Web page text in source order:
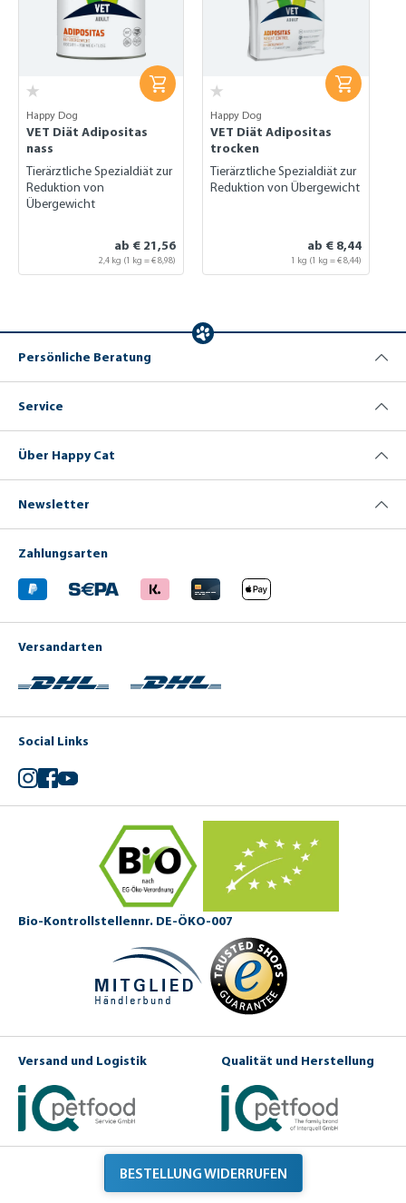
Happy Dog
VET Diät Adipositas
nass
Tierärztliche Spezialdiät zur
Reduktion von
Übergewicht
ab € 21,56
2,4 kg (1 kg = € 8,98)
Happy Dog
VET Diät Adipositas
trocken
Tierärztliche Spezialdiät zur
Reduktion von Übergewicht
ab € 8,44
1 kg (1 kg = € 8,44)
Persönliche Beratung
Service
Über Happy Cat
Newsletter
Zahlungsarten
Versandarten
Social Links
Instagram
Facebook
YouTube
Bio-Kontrollstellennr. DE-ÖKO-007
Versand und Logistik Qualität und Herstellung
BESTELLUNG WIDERRUFEN